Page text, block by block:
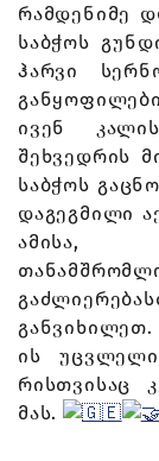
რამდენიმე
საბჭოს
ჰარვი
ივენ
შეხვედრის
საბჭოს
დაგეგმილი
ამისა,
განვიხილეთ.
ის
რისთვისაც
მას.